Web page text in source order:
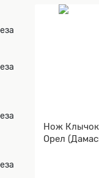
Нож
Орел